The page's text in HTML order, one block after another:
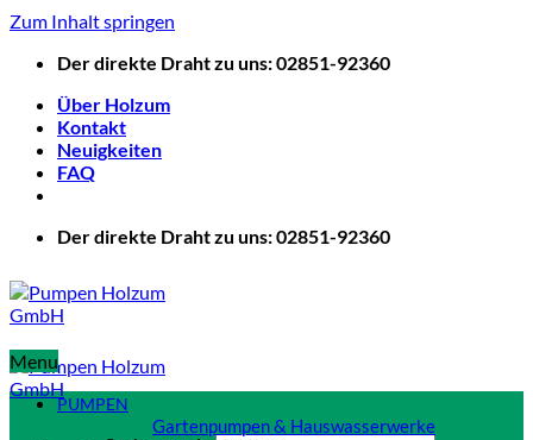
Zum Inhalt springen
Der direkte Draht zu uns: 02851-92360
Über Holzum
Kontakt
Neuigkeiten
FAQ
Der direkte Draht zu uns: 02851-92360
Menu
PUMPEN
Gartenpumpen & Hauswasserwerke